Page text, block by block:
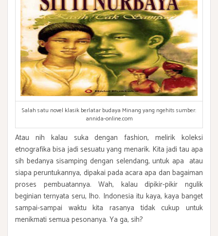
Salah satu novel klasik berlatar budaya Minang yang ngehits sumber:
annida-online.com
Atau nih kalau suka dengan fashion, melirik koleksi
etnografika bisa jadi sesuatu yang menarik. Kita jadi tau apa
sih bedanya sisamping dengan selendang, untuk apa atau
siapa peruntukannya, dipakai pada acara apa dan bagaiman
proses pembuatannya. Wah, kalau dipikir-pikir ngulik
beginian ternyata seru, lho. Indonesia itu kaya, kaya banget
sampai-sampai waktu kita rasanya tidak cukup untuk
menikmati semua pesonanya. Ya ga, sih?